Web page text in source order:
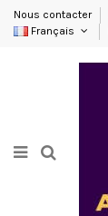
Nous contacter
Français